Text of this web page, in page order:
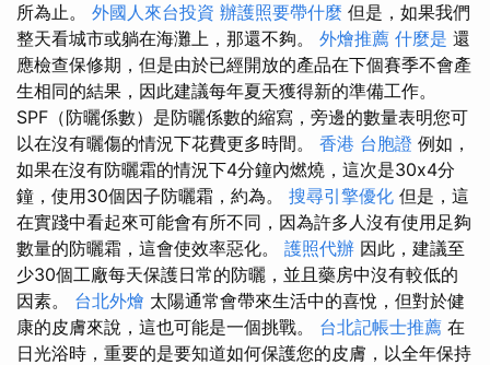
所為止。 外國人來台投資 辦護照要帶什麼 但是，如果我們
整天看城市或躺在海灘上，那還不夠。 外燴推薦 什麼是 還
應檢查保修期，但是由於已經開放的產品在下個賽季不會產
生相同的結果，因此建議每年夏天獲得新的準備工作。
SPF（防曬係數）是防曬係數的縮寫，旁邊的數量表明您可
以在沒有曬傷的情況下花費更多時間。 香港 台胞證 例如，
如果在沒有防曬霜的情況下4分鐘內燃燒，這次是30x4分
鐘，使用30個因子防曬霜，約為。 搜尋引擎優化 但是，這
在實踐中看起來可能會有所不同，因為許多人沒有使用足夠
數量的防曬霜，這會使效率惡化。 護照代辦 因此，建議至
少30個工廠每天保護日常的防曬，並且藥房中沒有較低的
因素。 台北外燴 太陽通常會帶來生活中的喜悅，但對於健
康的皮膚來說，這也可能是一個挑戰。 台北記帳士推薦 在
日光浴時，重要的是要知道如何保護您的皮膚，以全年保持